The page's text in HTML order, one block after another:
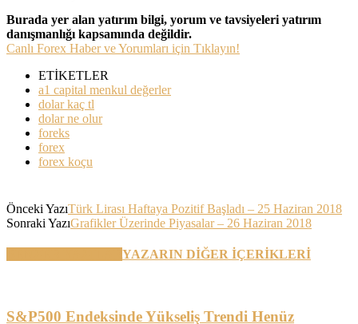
Burada yer alan yatırım bilgi, yorum ve tavsiyeleri yatırım
danışmanlığı kapsamında değildir.
Canlı Forex Haber ve Yorumları için Tıklayın!
ETİKETLER
a1 capital menkul değerler
dolar kaç tl
dolar ne olur
foreks
forex
forex koçu
Önceki YazıTürk Lirası Haftaya Pozitif Başladı – 25 Haziran 2018
Sonraki YazıGrafikler Üzerinde Piyasalar – 26 Haziran 2018
YAZARIN DİĞER İÇERİKLERİ
S&P500 Endeksinde Yükseliş Trendi Henüz